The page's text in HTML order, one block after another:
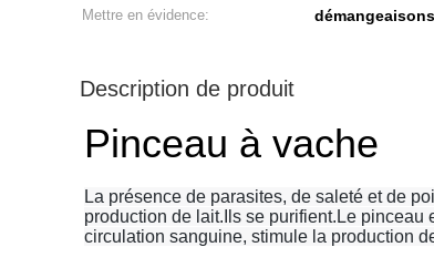
Mettre en évidence:
Description de produit
Pinceau à vache
La présence de parasites, de saleté et de
production de lait.Ils se purifient.Le
circulation sanguine, stimule la production